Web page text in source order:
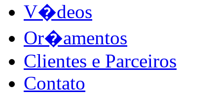
V�deos
Or�amentos
Clientes e Parceiros
Contato